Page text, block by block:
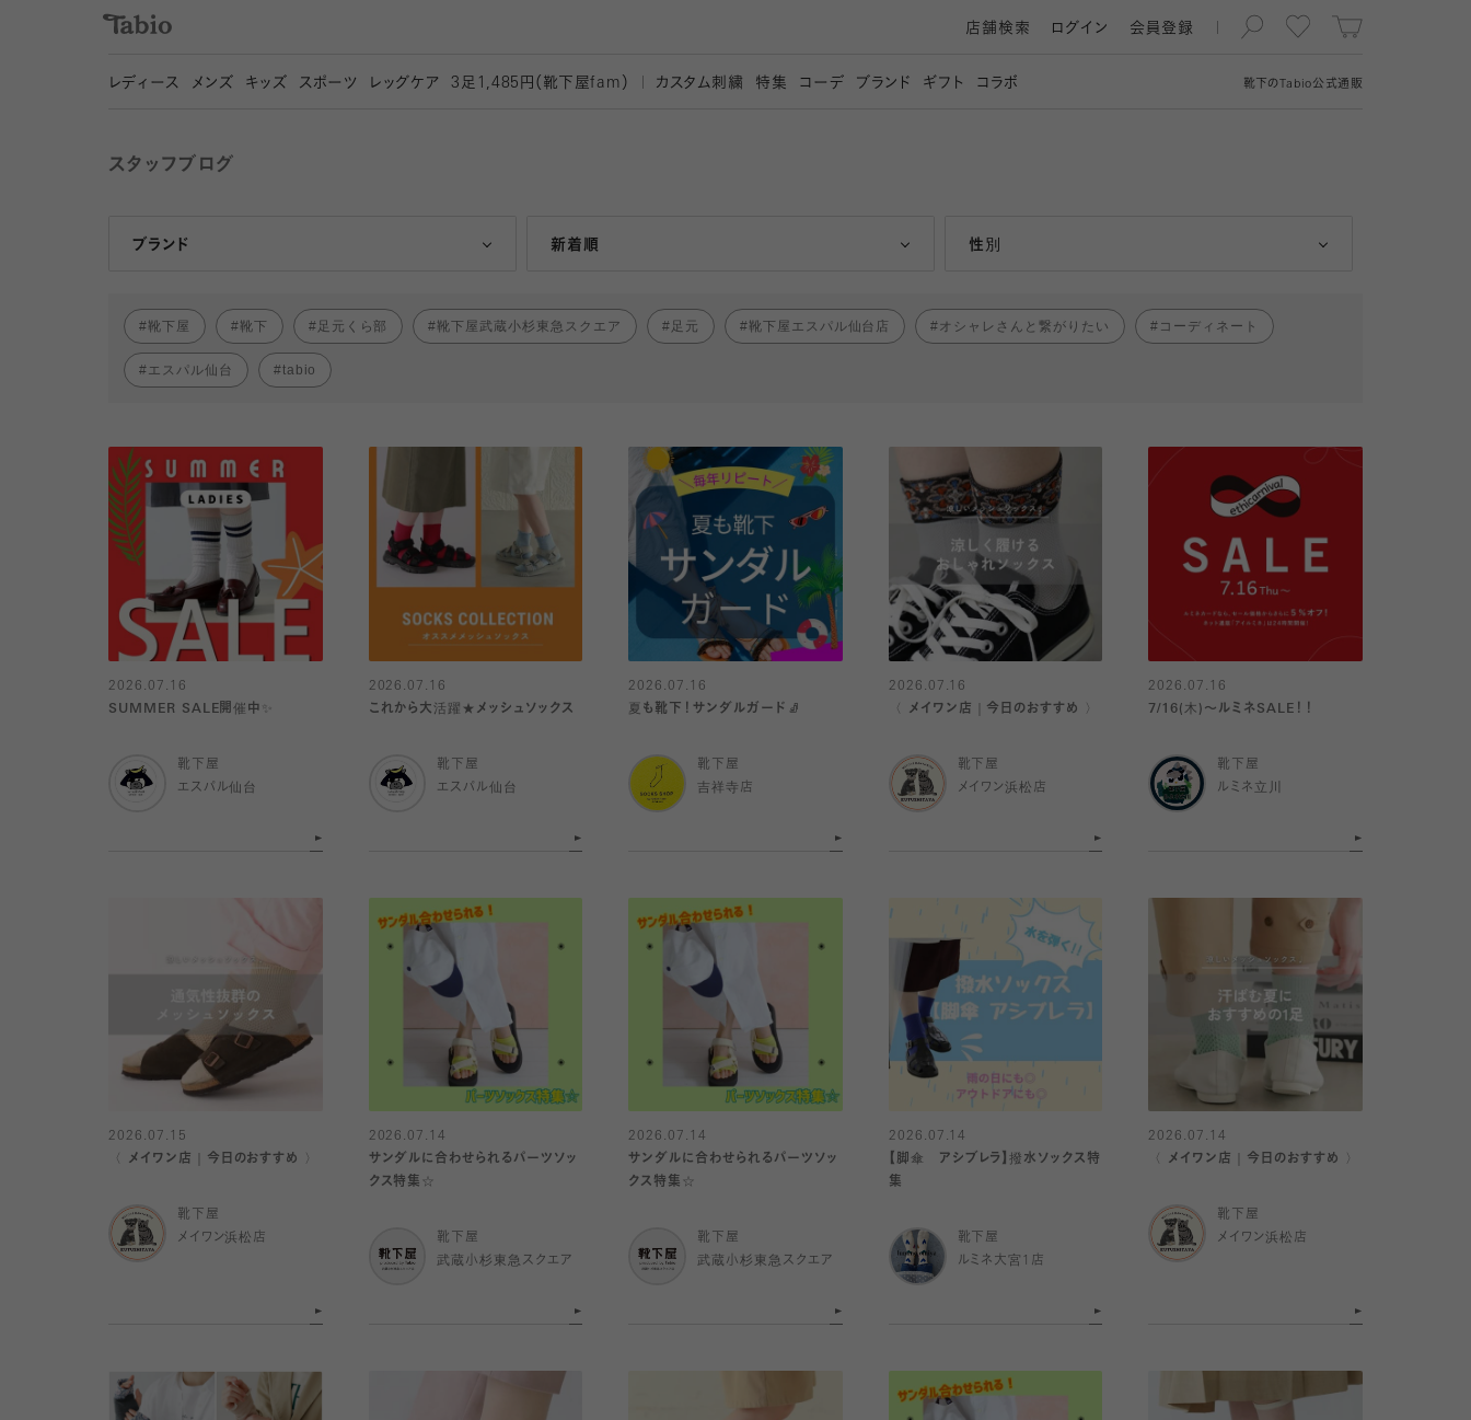
靴下の Tabio公式通販
店舗検索 ログイン 会員登録
レディース メンズ キッズ スポーツ レッグケア 3 足1,485円（靴下屋fam） カスタム刺繍 特集 コーデ ブランド ギフト コラボ
スタッフブログ
ブランド
Tabio 新着順
人気ランキング順 性別
女性
靴下屋 靴下 足元くら部 靴下屋武蔵小杉東急スクエア 足元 靴下屋エスパル仙台店 オシャレさんと繋がりたい コーディネート
エスパル仙台 tabio
2026.07.16
SUMMER SALE開催中✨
靴下屋
エスパル仙台
2026.07.16
これから大活躍★メッシュソックス
靴下屋
エスパル仙台
2026.07.16
夏も靴下！サンダルガード🧦
靴下屋
吉祥寺店
2026.07.16
〈 メイワン店｜今日のおすすめ 〉
靴下屋
メイワン浜松店
2026.07.16
7/16(木)〜ルミネSALE！！
靴下屋
ルミネ立川
2026.07.15
〈 メイワン店｜今日のおすすめ 〉
靴下屋
メイワン浜松店
2026.07.14
サンダルに合わせられるパーツソッ
クス特集☆
靴下屋
武蔵小杉東急スクエア
2026.07.14
サンダルに合わせられるパーツソッ
クス特集☆
靴下屋
武蔵小杉東急スクエア
2026.07.14
【脚傘 アシブレラ】撥水ソックス特
集
靴下屋
ルミネ大宮1店
2026.07.14
〈 メイワン店｜今日のおすすめ 〉
靴下屋
メイワン浜松店